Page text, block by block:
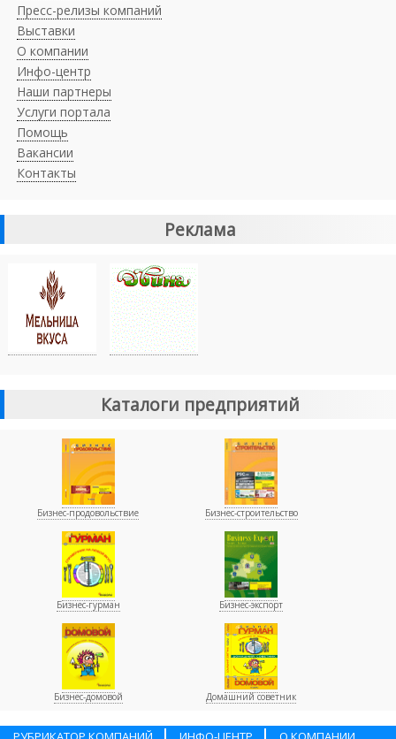
Пресс-релизы компаний
Выставки
О компании
Инфо-центр
Наши партнеры
Услуги портала
Помощь
Вакансии
Контакты
Реклама
Каталоги предприятий
Бизнес-продовольствие Бизнес-строительство
Бизнес-гурман Бизнес-экспорт
Бизнес-домовой Домашний советник